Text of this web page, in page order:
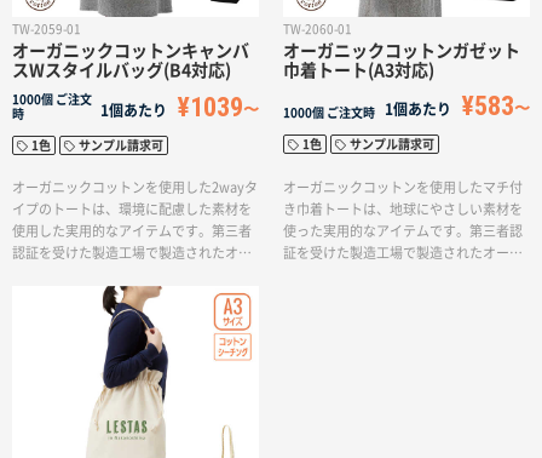
ットンは有機農法で育てられるため、農
薬や化学肥料を使用せずに育てられたコ
ットンです。そのため、農薬を使用しな
いことで地球環境や農作業者の健康にも
配慮された素材として注目されていま
化学肥料などを3年以上使わず、有機農法
ので地球環境、働く人々にとってもやさ
しい素材
さらに、サブバッグとして持ち運びやす
く、普段使いでも重宝されるアイテムと
なります。オーガニックコットンを使用
した2wayトートは、環境への配慮を示す
だけでなく、実用性とオリジナリティを
のプロモーションやイベントの際に、参
ひご検討ください。
TW-2059-01
オーガニックコットンキャンバ
スWスタイルバッグ(B4対応)
1000個 ご注文
時
1個あたり ¥1039
1色 サンプル請求可
オーガニックコットンを使用した2wayタ
イプのトートは、環境に配慮した素材を
使用した実用的なアイテムです。第三者
認証を受けた製造工場で製造されたオー
球にやさしい商品としての価値が高まり
ます。肩掛けと手持ちの両方のスタイル
で使うことができ、自分の使いやすいス
タイルで持ち運ぶことができます。ま
た、内側にはポケットが付いているた
め、スマートフォンや小物をすっきりと
収納できるのが便利です。荷物を整理し
やすく、アクセサリーや貴重品を取り出
TW-2060-01
オーガニックコットンガゼット
巾着トート(A3対応)
1000個 ご注文時 1個あたり ¥583
1色 サンプル請求可
オーガニックコットンを使用したマチ付
き巾着トートは、地球にやさしい素材を
使った実用的なアイテムです。第三者認
証を受けた製造工場で製造されたオーガ